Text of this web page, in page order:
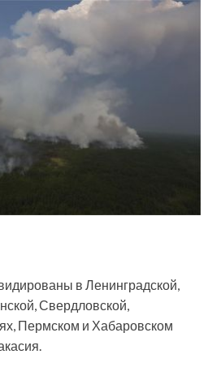
в Ленинградской,
Свердловской,
Пермском и Хабаровском